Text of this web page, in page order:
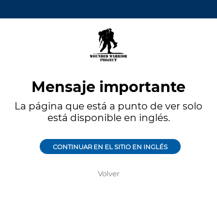
Mensaje importante
La página que está a punto de ver solo
está disponible en inglés.
CONTINUAR EN EL SITIO EN INGLÉS
Volver